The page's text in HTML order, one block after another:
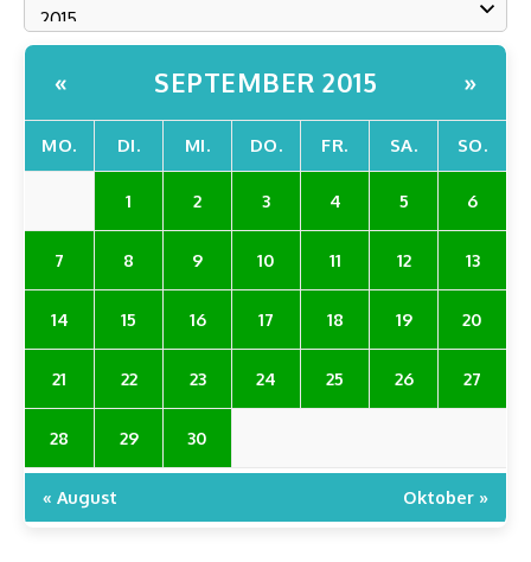
« SEPTEMBER 2015 »
MO. DI. MI. DO. FR. SA. SO.
1 2 3 4 5 6
7 8 9 10 11 12 13
14 15 16 17 18 19 20
21 22 23 24 25 26 27
28 29 30
« August Oktober »